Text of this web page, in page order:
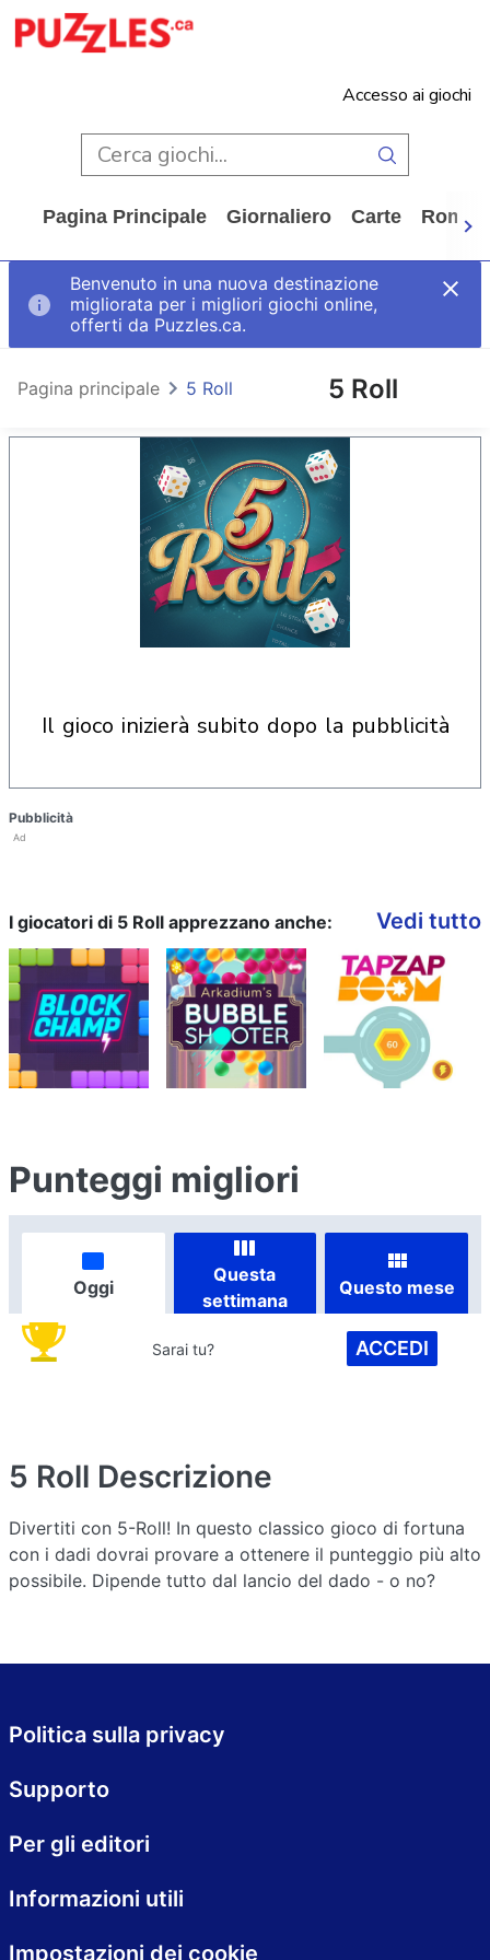
Accesso ai giochi
Pagina Principale Giornaliero Carte
Benvenuto in una nuova destinazione
migliorata per i migliori giochi online,
offerti da Puzzles.ca.
5 Roll
Pagina principale 5 Roll
il gioco inizierà subito dopo la pubblicità
Pubblicità
Ad
I giocatori di 5 Roll apprezzano anche: Vedi tutto
Punteggi migliori
Oggi
Questa
settimana
Questo mese
Sarai tu? ACCEDI
5 Roll Descrizione
Divertiti con 5-Roll! In questo classico gioco di fortuna
con i dadi dovrai provare a ottenere il punteggio più alto
possibile. Dipende tutto dal lancio del dado - o no?
Politica sulla privacy
Supporto
Per gli editori
Informazioni utili
Impostazioni dei cookie